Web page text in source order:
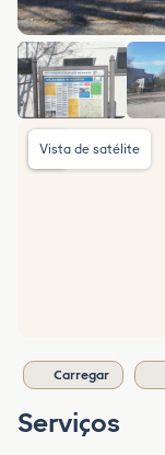
Vista de satélite
Carregar
Serviços